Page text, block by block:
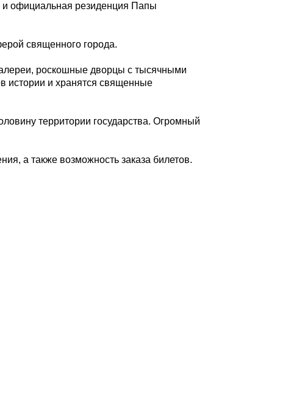
и официальная резиденция Папы
священного города.
роскошные дворцы с тысячными
истории и хранятся священные
территории государства. Огромный
а также возможность заказа билетов.